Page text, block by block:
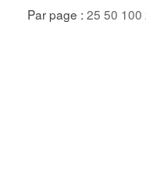
Par page : 25 50 100